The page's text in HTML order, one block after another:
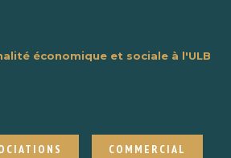
économique et sociale à l'ULB
COMMERCIAL